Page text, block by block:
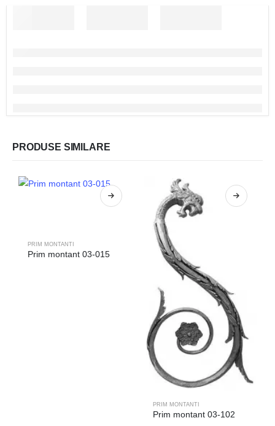
PRODUSE SIMILARE
PRIM MONTANTI
Prim montant 03-015
PRIM MONTANTI
Prim montant 03-102